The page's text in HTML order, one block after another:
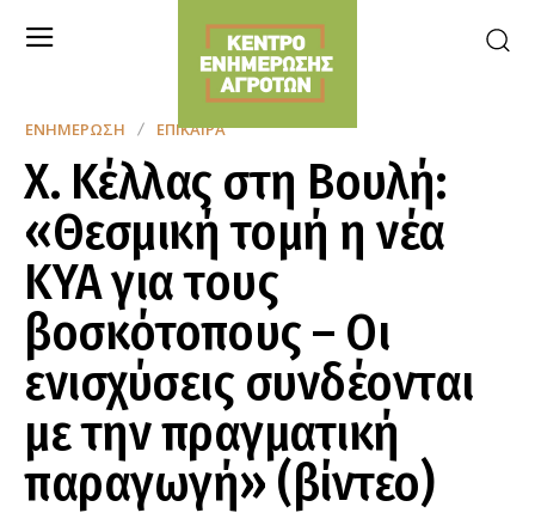
ΕΝΗΜΈΡΩΣΗ ΕΠΊΚΑΙΡΑ
X. Κέλλας στη Βουλή:
«Θεσμική τομή η νέα
ΚΥΑ για τους
βοσκότοπους – Οι
ενισχύσεις συνδέονται
με την πραγματική
παραγωγή» (βίντεο)